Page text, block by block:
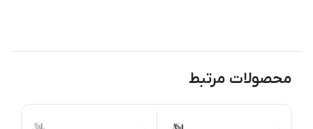
محصولات مرتبط